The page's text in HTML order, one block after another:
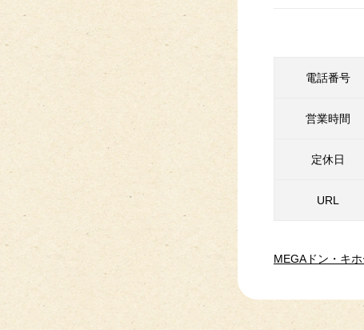
電話番号
営業時間
定休日
URL
MEGAドン・キ